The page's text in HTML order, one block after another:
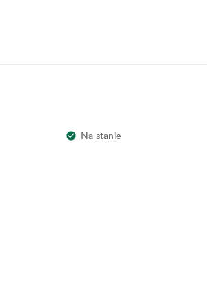
Na stanie